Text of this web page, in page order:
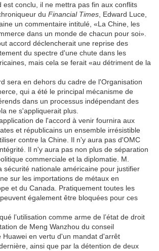
est conclu, il ne mettra pas fin aux conflits
du Financial Times , Edward Luce,
un commentaire intitulé, «La Chine, les
dans un monde de chacun pour soi».
accord déclencherait une reprise des
du spectre d'une chute dans les
mais cela se ferait «au détriment de la
sera en dehors du cadre de l'Organisation
qui a été le principal mécanisme de
dans un processus indépendant des
ne s'appliquerait plus.
de l'accord à venir fournira aux
et républicains un ensemble irrésistible
contre la Chine. Il n'y aura pas d'OMC
Il n'y aura pas non plus de séparation
commerciale et la diplomatie. M.
sécurité nationale américaine pour justifier
sur les importations de métaux en
et du Canada. Pratiquement toutes les
également être bloquées pour ces
l’utilisation comme arme de l’état de droit
de Meng Wanzhou du conseil
Huawei en vertu d'un mandat d'arrêt
ainsi que par la détention de deux